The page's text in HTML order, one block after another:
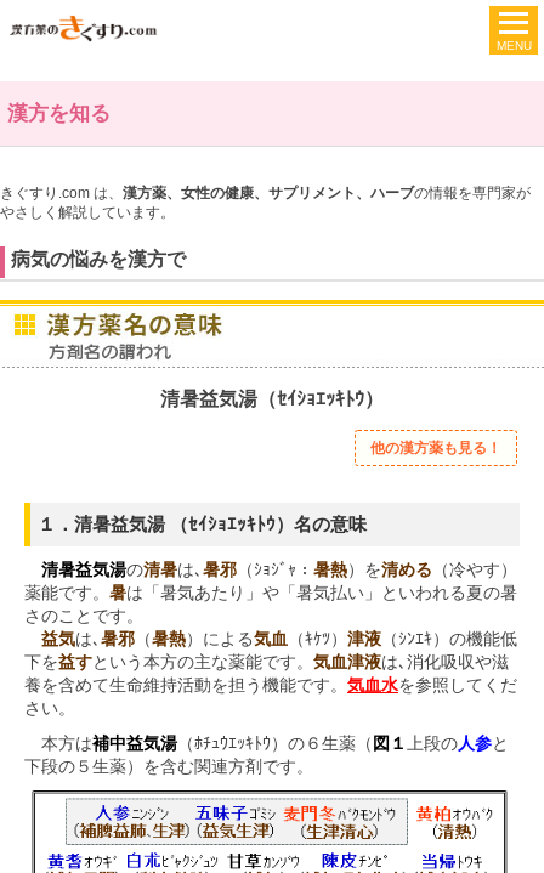
漢方を知る
きぐすり.com は、 漢方薬、女性の健康、サプリメント、ハーブの情報を専門家が
やさしく解説しています。
病気の悩みを漢方で
清暑益気湯（ｾｲｼｮｴｯｷﾄｳ）
他の漢方薬も見る！
１．清暑益気湯 （ｾｲｼｮｴｯｷﾄｳ）名の意味
清暑益気湯の清暑は､ 暑邪 （ｼｮｼﾞｬ： 暑熱）を清める （冷やす）
薬能です。 暑は「暑気あたり」や「暑気払い」といわれる夏の暑
さのことです。
益気は､ 暑邪 （暑熱）による気血 （ｷｹﾂ） 津液 （ｼﾝｴｷ）の機能低
下を益すという本方の主な薬能です。 気血津液は､消化吸収や滋
養を含めて生命維持活動を担う機能です。 気血水を参照してくだ
さい。
本方は補中益気湯（ﾎﾁｭｳｴｯｷﾄｳ）の６生薬（ 図１ 上段の人参と
下段の５生薬）を含む関連方剤です。